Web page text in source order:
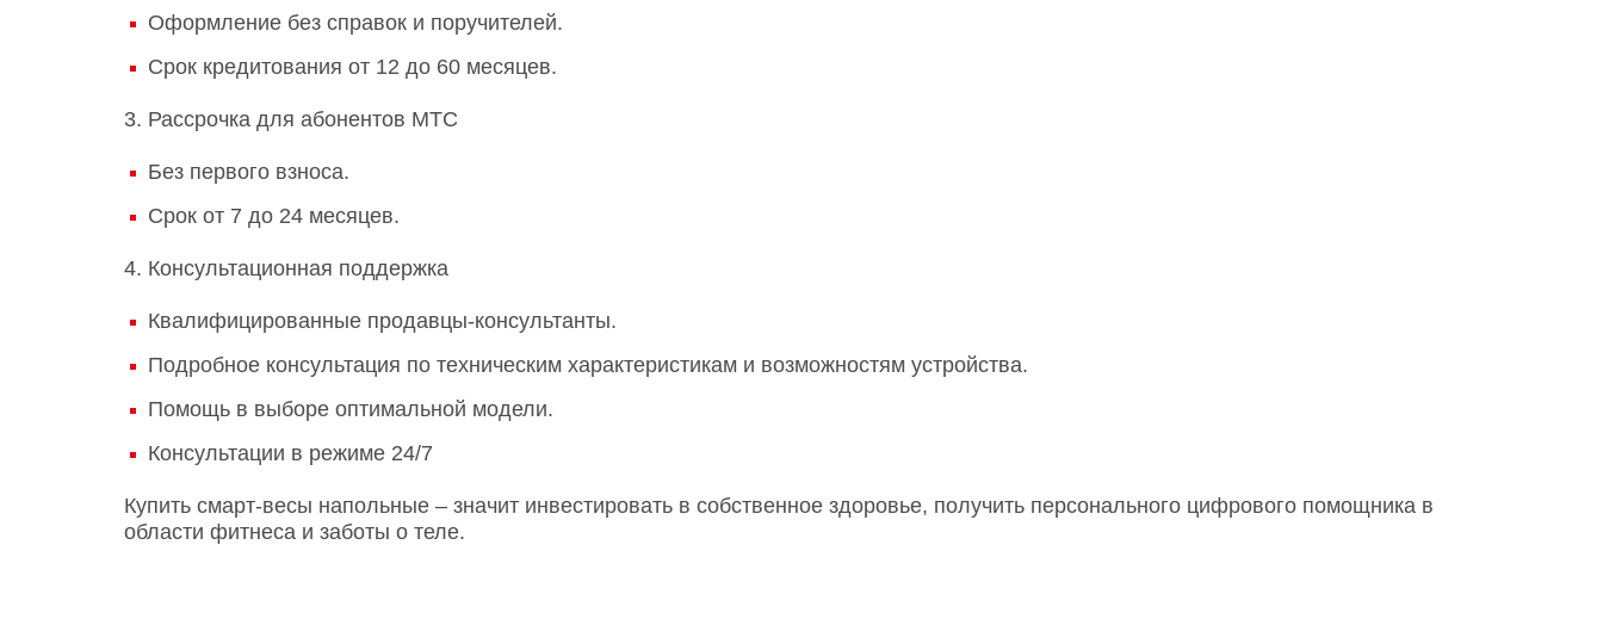
Оформление без справок и поручителей.
Срок кредитования от 12 до 60 месяцев.
3. Рассрочка для абонентов МТС
Без первого взноса.
Срок от 7 до 24 месяцев.
4. Консультационная поддержка
Квалифицированные продавцы-консультанты.
Подробное консультация по техническим характеристикам и возможностям устройства.
Помощь в выборе оптимальной модели.
Консультации в режиме 24/7
Купить смарт-весы напольные – значит инвестировать в собственное здоровье, получить персонального цифрового помощника в
области фитнеса и заботы о теле.